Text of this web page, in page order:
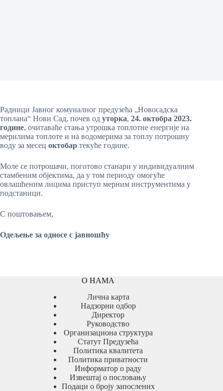
Радници Јавног комуналног предузећа „Новосадска
топлана“ Нови Сад, почев од уторка, 24. октобра 2023.
године, очитаваће стања утрошка топлотне енергије на
мерилима топлоте и на водомерима за топлу потрошну
воду за месец октобар текуће године.
Моле се потрошачи, поготово станари у индивидуалним
стамбеним објектима, да у том периоду омогуће
овлашћеним лицима приступ мерним инструментима у
подстаници.
С поштовањем,
Одељење за односе с јавношћу
О НАМА
Лична карта
Надзорни одбор
Директор
Руководство
Организациона структура
Статут Предузећа
Политика квалитета
Политика приватности
Информатор о раду
Извештај о пословању
Подаци о броју запослених